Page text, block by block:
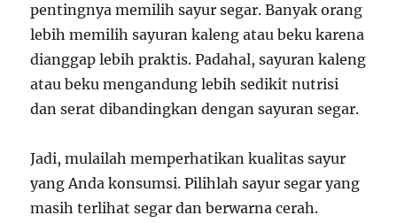
pentingnya memilih sayur segar. Banyak orang
lebih memilih sayuran kaleng atau beku karena
dianggap lebih praktis. Padahal, sayuran kaleng
atau beku mengandung lebih sedikit nutrisi
dan serat dibandingkan dengan sayuran segar.
Jadi, mulailah memperhatikan kualitas sayur
yang Anda konsumsi. Pilihlah sayur segar yang
masih terlihat segar dan berwarna cerah.